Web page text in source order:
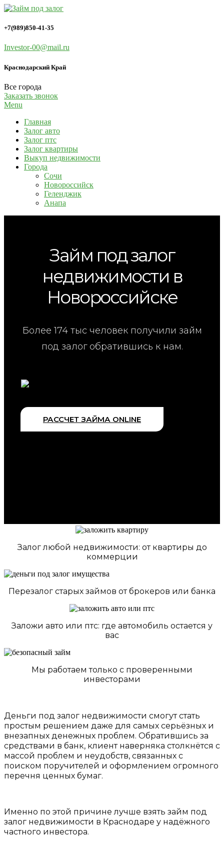
Займ под залог
Займы под залог имущества
+7(989)850-41-35
Investor-00@mail.ru
Краснодарский Край
Все города
Заказать звонок
Menu
Главная
Залог авто
Залог птс
Залог квартиры
Выкуп недвижимости
Города
Сочи
Новороссийск
Геленджик
Анапа
Займ под залог
недвижимости в
Новороссийске
Более 174 тыс человек получили займ
под залог обратившись к нам.
РАССЧЕТ ЗАЙМА ONLINE
Залог любой недвижимости: от квартиры до
коммерции
Перезалог старых займов от брокеров или банка
Заложи авто или птс: где автомобиль остается у
вас
Мы работаем только с проверенными
инвесторами
Деньги под залог недвижимости смогут стать
простым решением даже для самых серьёзных и
внезапных денежных проблем. Обратившись за
средствами в банк, клиент наверняка столкнётся с
массой проблем и неудобств, связанных с
поиском поручителей и оформлением огромного
перечня ценных бумаг.
Именно по этой причине лучше взять займ под
залог недвижимости в Краснодаре у надёжного
частного инвестора.